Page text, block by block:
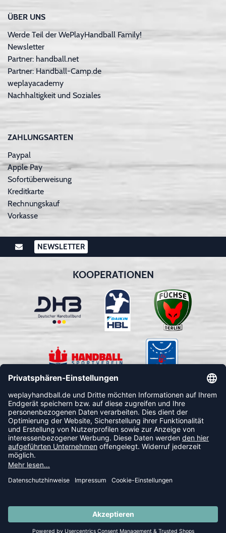
ÜBER UNS
Werde Teil der WePlayHandball Family!
Newsletter
Partner: handball.net
Partner: Handball-Camp.de
weplayacademy
Nachhaltigkeit und Soziales
ZAHLUNGSARTEN
Paypal
Apple Pay
Sofortüberweisung
Kreditkarte
Rechnungskauf
Vorkasse
NEWSLETTER
KOOPERATIONEN
FOLLOW US